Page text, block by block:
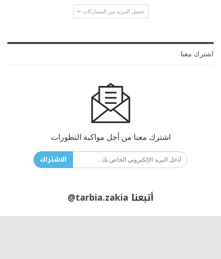
تحميل المزيد من المشاركات
اشترك معنا
اشترك معنا من أجل مواكبة التطورات
الاشتراك
أتبعنا @tarbia.zakia